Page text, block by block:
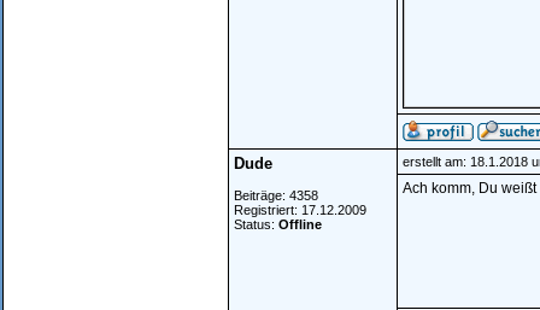
Dude
Beiträge: 4358
Registriert: 17.12.2009
Status: Offline
erstellt am: 18.1.2018
Ach komm, Du